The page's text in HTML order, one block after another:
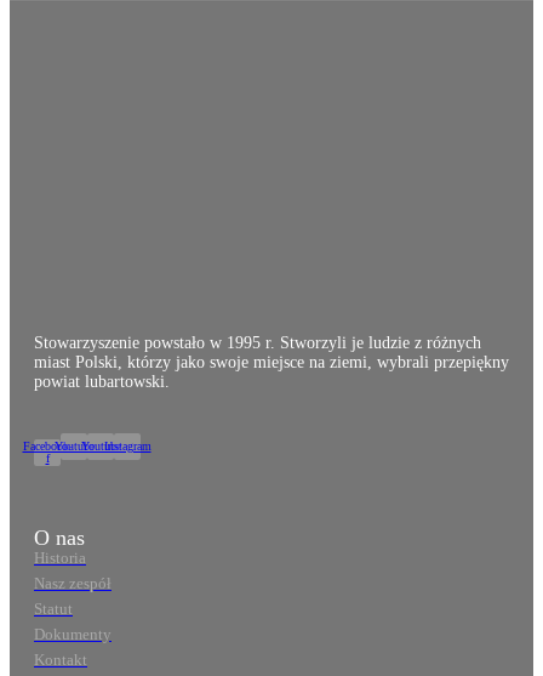
Stowarzyszenie powstało w 1995 r. Stworzyli je ludzie z różnych
miast Polski, którzy jako swoje miejsce na ziemi, wybrali przepiękny
powiat lubartowski.
Facebook-
f
YoutubeYoutubeInstagram
O nas
Historia
Nasz zespół
Statut
Dokumenty
Kontakt